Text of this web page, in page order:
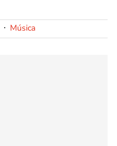
Música